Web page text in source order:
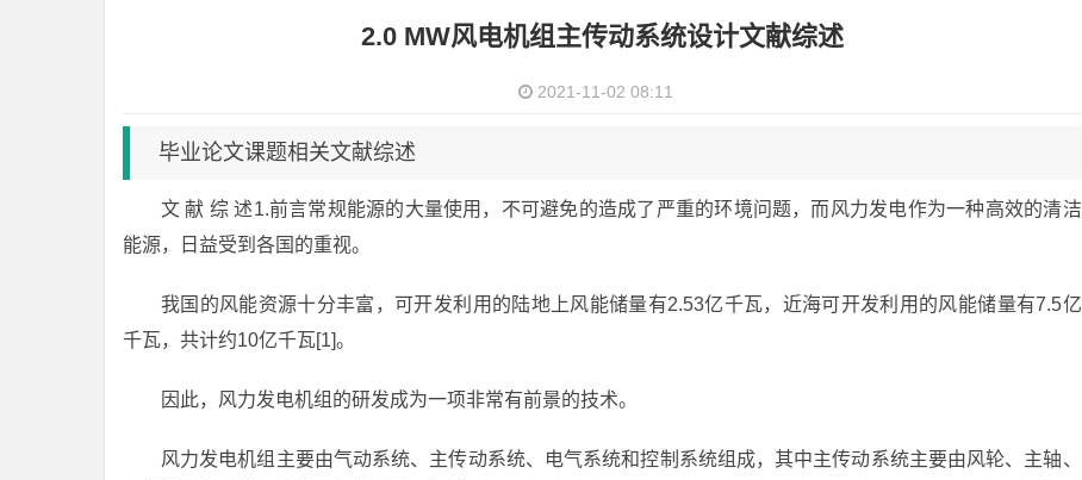
2.0 MW风电机组主传动系统设计文献综述
2021-11-02 08:11
毕业论文课题相关文献综述
文 献 综 述1.前言常规能源的大量使用，不可避免的造成了严重的环境问题，而风力发电作为一种高效的清洁
能源，日益受到各国的重视。
我国的风能资源十分丰富，可开发利用的陆地上风能储量有2.53亿千瓦，近海可开发利用的风能储量有7.5亿
千瓦，共计约10亿千瓦[1]。
因此，风力发电机组的研发成为一项非常有前景的技术。
风力发电机组主要由气动系统、主传动系统、电气系统和控制系统组成，其中主传动系统主要由风轮、主轴、